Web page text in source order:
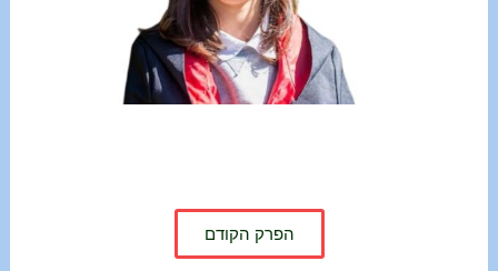
הפרק הקודם